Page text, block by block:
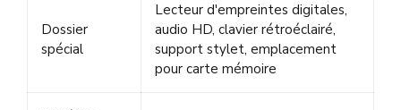
Dossier
spécial
Lecteur d'empreintes digitales,
audio HD, clavier rétroéclairé,
support stylet, emplacement
pour carte mémoire